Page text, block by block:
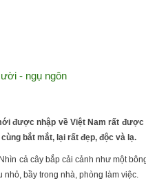
- ngụ ngôn
được nhập về Việt Nam rất
bắt mắt, lại rất đẹp, độc và lạ.
cả cây bắp cải cảnh như một
nhỏ, bầy trong nhà, phòng làm việc.